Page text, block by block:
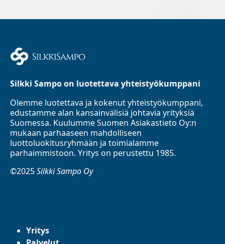
Silkki Sampo on luotettava yhteistyökumppani
Olemme luotettava ja kokenut yhteistyökumppani,
edustamme alan kansainvälisiä johtavia yrityksiä
Suomessa. Kuulumme Suomen Asiakastieto Oy:n
mukaan parhaaseen mahdolliseen
luottoluokitusryhmään ja toimialamme
parhaimmistoon. Yritys on perustettu 1985.
©2025Silkki Sampo Oy
Yritys